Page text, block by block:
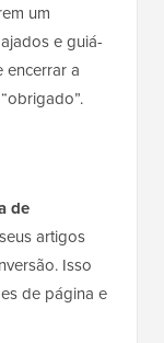
um
e guiá-
a
de
artigos
Isso
de página e